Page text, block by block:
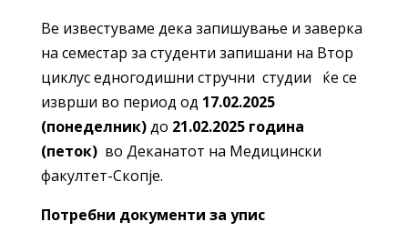
Ве известуваме дека запишување и заверка
на семестар за студенти запишани на Втор
циклус едногодишни стручни студии ќе се
изврши во период од 17.02.2025
(понеделник)до 21.02.2025година
(петок)во Деканатот на Медицински
факултет-Скопје.
Потребни документи за упис